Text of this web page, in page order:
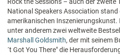
National Speakers Association stand
amerikanischen Inszenierungskunst.
unter anderem zwei weltweite
Marshall Goldsmith, der mit seinem
´t Got You There" die